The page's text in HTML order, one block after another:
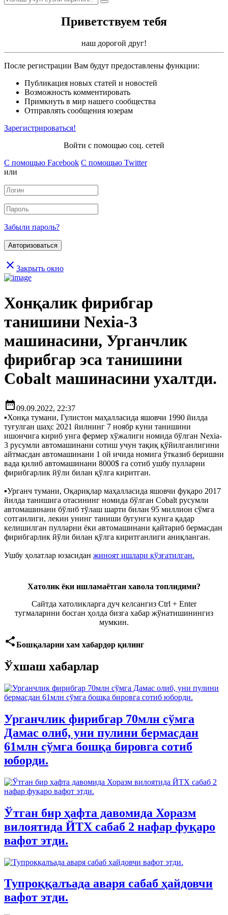
Приветствуем тебя
наш дорогой друг!
После регистрации Вам будут предоставлены функции:
Публикация новых статей и новостей
Возможность комментировать
Примкнуть в мир нашего сообщества
Отправлять сообщения юзерам
Зарегистрироваться!
Войти с помощью соц. сетей
С помощью Facebook С помощью Twitter
или
Забыли пароль?
close Закрыть окно
Хонқалик фирибгар
танишини Nexia-3
машинасини, Урганчлик
фирибгар эса танишини
Cobalt машинасини ухалтди.
date_range09.09.2022, 22:37
▪️Хонқа тумани, Гулистон маҳалласида яшовчи 1990 йилда
туғулган шаҳс 2021 йилнинг 7 ноябр куни танишини
ишончига кириб унга фермер хўжалиги номида бўлган Nexia-
3 русумли автомашинани сотиш учун тақиқ қўйилганлигини
айтмасдан автомашинани 1 ой ичида номига ўтказиб беришни
вада қилиб автомашинани 8000$ га сотиб ушбу пулларни
фирибгарлик йўли билан қўлга киритган.
▪️Урганч тумани, Оқариқлар маҳалласида яшовчи фуқаро 2017
йилда танишига отасининг номида бўлган Cobalt русумли
автомашинани бўлиб тўлаш шарти билан 95 миллион сўмга
сотганлиги, лекин унинг таниши бугунги кунга қадар
келишилган пулларни ёки автомашинани қайтариб бермасдан
фирибгарлик йўли билан қўлга киритганлиги аниқланган.
Ушбу ҳолатлар юзасидан жиноят ишлари қўзғатилган.
Хатолик ёки ишламаётган хавола топлидими?
Сайтда хатоликларга дуч келсангиз Ctrl + Enter
тугмаларини босган ҳолда бизга хабар жўнатишинингиз
мумкин.
shareБошқаларни хам хабардор қилинг
Ўхшаш хабарлар
Урганчлик фирибгар 70млн сўмга
Дамас олиб, уни пулини бермасдан
61млн сўмга бошқа бировга сотиб
юборди.
Ўтган бир ҳафта давомида Хоразм
вилоятида ЙТХ сабаб 2 нафар фуқаро
вафот этди.
Тупроққалъада аваря сабаб ҳайдовчи
вафот этди.